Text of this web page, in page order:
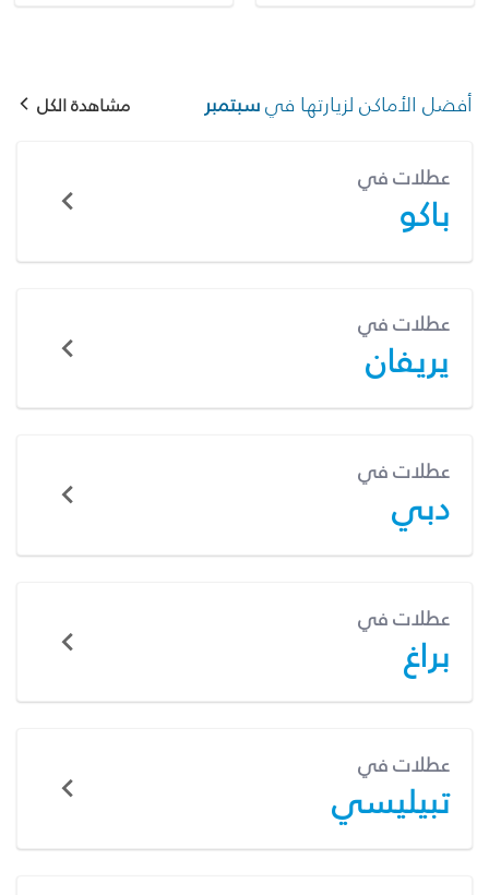
أفضل الأماكن لزيارتها فيسبتمبر مشاهدة الكل
عطلات في
باكو
عطلات في
يريفان
عطلات في
دبي
عطلات في
براغ
عطلات في
تبيليسي